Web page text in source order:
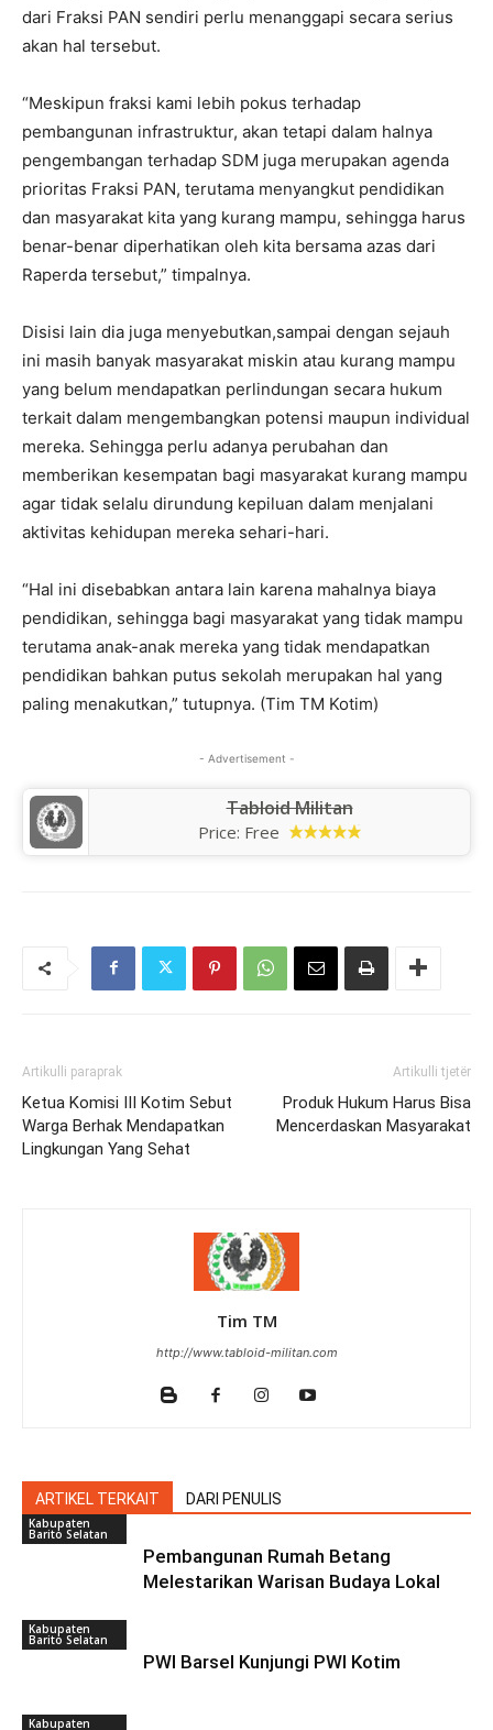
dari Fraksi PAN sendiri perlu menanggapi secara serius
akan hal tersebut.
“Meskipun fraksi kami lebih pokus terhadap
pembangunan infrastruktur, akan tetapi dalam halnya
pengembangan terhadap SDM juga merupakan agenda
prioritas Fraksi PAN, terutama menyangkut pendidikan
dan masyarakat kita yang kurang mampu, sehingga harus
benar-benar diperhatikan oleh kita bersama azas dari
Raperda tersebut,” timpalnya.
Disisi lain dia juga menyebutkan,sampai dengan sejauh
ini masih banyak masyarakat miskin atau kurang mampu
yang belum mendapatkan perlindungan secara hukum
terkait dalam mengembangkan potensi maupun individual
mereka. Sehingga perlu adanya perubahan dan
memberikan kesempatan bagi masyarakat kurang mampu
agar tidak selalu dirundung kepiluan dalam menjalani
aktivitas kehidupan mereka sehari-hari.
“Hal ini disebabkan antara lain karena mahalnya biaya
pendidikan, sehingga bagi masyarakat yang tidak mampu
terutama anak-anak mereka yang tidak mendapatkan
pendidikan bahkan putus sekolah merupakan hal yang
paling menakutkan,” tutupnya. (Tim TM Kotim)
- Advertisement -
Tabloid Militan
Price: Free
Artikulli paraprak
Ketua Komisi III Kotim Sebut
Warga Berhak Mendapatkan
Lingkungan Yang Sehat
Artikulli tjetër
Produk Hukum Harus Bisa
Mencerdaskan Masyarakat
Tim TM
http://www.tabloid-militan.com
ARTIKEL TERKAIT DARI PENULIS
Kabupaten
Barito Selatan
Pembangunan Rumah Betang
Melestarikan Warisan Budaya Lokal
Kabupaten
Barito Selatan
PWI Barsel Kunjungi PWI Kotim
Kabupaten